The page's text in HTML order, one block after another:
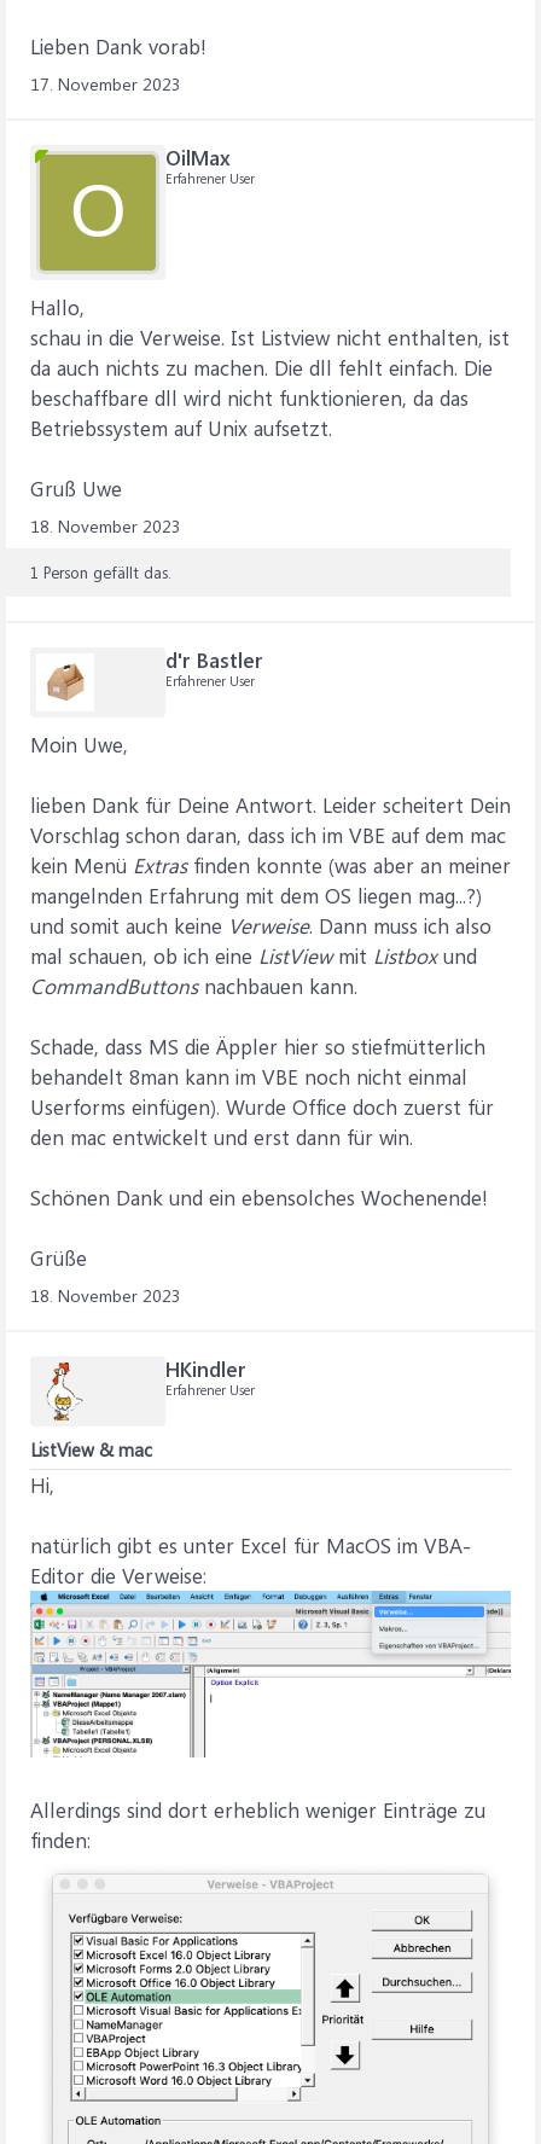
Lieben Dank vorab!
17. November 2023
O
OilMax
Erfahrener User
Hallo,
schau in die Verweise. Ist Listview nicht enthalten, ist
da auch nichts zu machen. Die dll fehlt einfach. Die
beschaffbare dll wird nicht funktionieren, da das
Betriebssystem auf Unix aufsetzt.
Gruß Uwe
18. November 2023
1 Person gefällt das.
d'r Bastler
Erfahrener User
Moin Uwe,
lieben Dank für Deine Antwort. Leider scheitert Dein
Vorschlag schon daran, dass ich im VBE auf dem mac
kein Menü Extras finden konnte (was aber an meiner
mangelnden Erfahrung mit dem OS liegen mag...?)
und somit auch keine Verweise. Dann muss ich also
mal schauen, ob ich eine ListViewmit Listboxund
CommandButtons nachbauen kann.
Schade, dass MS die Äppler hier so stiefmütterlich
behandelt 8man kann im VBE noch nicht einmal
Userforms einfügen). Wurde Office doch zuerst für
den mac entwickelt und erst dann für win.
Schönen Dank und ein ebensolches Wochenende!
Grüße
18. November 2023
HKindler
Erfahrener User
ListView & mac
Hi,
natürlich gibt es unter Excel für MacOS im VBA-
Editor die Verweise:
Allerdings sind dort erheblich weniger Einträge zu
finden: